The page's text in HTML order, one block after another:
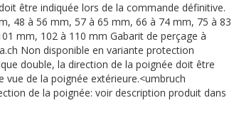
être indiquée lors de la commande définitive.
48 à 56 mm, 57 à 65 mm, 66 à 74 mm, 75 à 83
mm, 102 à 110 mm Gabarit de perçage à
Non disponible en variante protection
double, la direction de la poignée doit être
vue de la poignée extérieure.<umbruch
de la poignée: voir description produit dans